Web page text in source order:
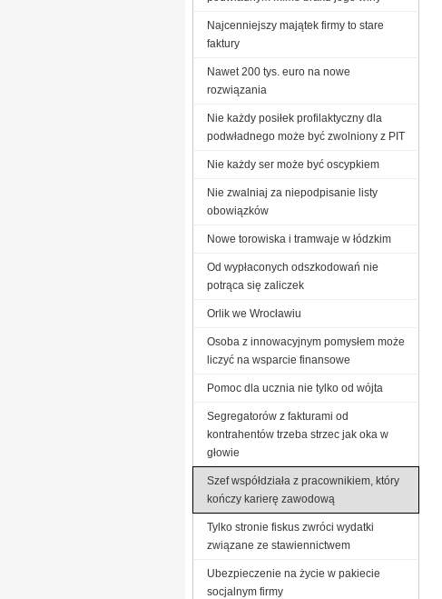
Najcenniejszy majątek firmy to stare
faktury
Nawet 200 tys. euro na nowe
rozwiązania
Nie każdy posiłek profilaktyczny dla
podwładnego może być zwolniony z PIT
Nie każdy ser może być oscypkiem
Nie zwalniaj za niepodpisanie listy
obowiązków
Nowe torowiska i tramwaje w łódzkim
Od wypłaconych odszkodowań nie
potrąca się zaliczek
Orlik we Wrocławiu
Osoba z innowacyjnym pomysłem może
liczyć na wsparcie finansowe
Pomoc dla ucznia nie tylko od wójta
Segregatorów z fakturami od
kontrahentów trzeba strzec jak oka w
głowie
Szef współdziała z pracownikiem, który
kończy karierę zawodową
Tylko stronie fiskus zwróci wydatki
związane ze stawiennictwem
Ubezpieczenie na życie w pakiecie
socjalnym firmy